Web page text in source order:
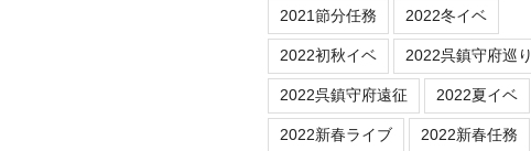
2021節分任務 2022冬イベ
2022初秋イベ 2022呉鎮守府巡り
2022呉鎮守府遠征 2022夏イベ
2022新春ライブ 2022新春任務